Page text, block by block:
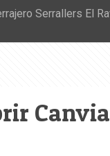
Serrallers El